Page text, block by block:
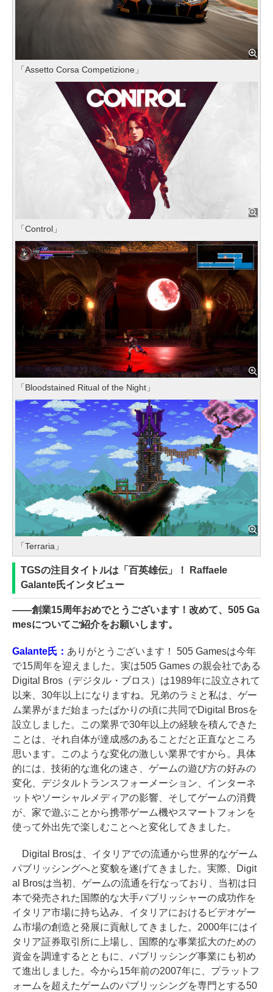
「Assetto Corsa Competizione」
「Control」
「Bloodstained Ritual of the Night」
「Terraria」
TGSの注目タイトルは「百英雄伝」！ Raffaele
Galante氏インタビュー
――創業15周年おめでとうございます！改めて、505 Ga
mesについてご紹介をお願いします。
Galante氏： ありがとうございます！ 505 Gamesは今年
で15周年を迎えました。実は505 Games の親会社である
Digital Bros（デジタル・ブロス）は1989年に設立されて
以来、30年以上になりますね。兄弟のラミと私は、ゲー
ム業界がまだ始まったばかりの頃に共同でDigital Brosを
設立しました。この業界で30年以上の経験を積んできた
ことは、それ自体が達成感のあることだと正直なところ
思います。このような変化の激しい業界ですから。具体
的には、技術的な進化の速さ、ゲームの遊び方の好みの
変化、デジタルトランスフォーメーション、インターネ
ットやソーシャルメディアの影響、そしてゲームの消費
が、家で遊ぶことから携帯ゲーム機やスマートフォンを
使って外出先で楽しむことへと変化してきました。
Digital Brosは、イタリアでの流通から世界的なゲーム
パブリッシングへと変貌を遂げてきました。実際、Digit
al Brosは当初、ゲームの流通を行なっており、当初は日
本で発売された国際的な大手パブリッシャーの成功作を
イタリア市場に持ち込み、イタリアにおけるビデオゲー
ム市場の創造と発展に貢献してきました。2000年にはイ
タリア証券取引所に上場し、国際的な事業拡大のための
資金を調達するとともに、パブリッシング事業にも初め
て進出しました。今から15年前の2007年に、プラットフ
ォームを超えたゲームのパブリッシングを専門とする50